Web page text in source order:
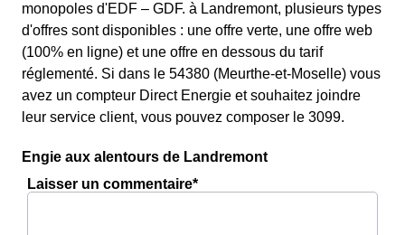
monopoles d'EDF – GDF. à Landremont, plusieurs types
d'offres sont disponibles : une offre verte, une offre web
(100% en ligne) et une offre en dessous du tarif
réglementé. Si dans le 54380 (Meurthe-et-Moselle) vous
avez un compteur Direct Energie et souhaitez joindre
leur service client, vous pouvez composer le 3099.
Engie aux alentours de Landremont
Laisser un commentaire*